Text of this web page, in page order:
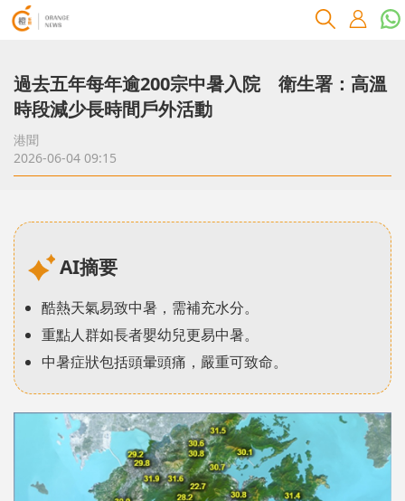
過去五年每年逾200宗中暑入院 衛生署：高溫
時段減少長時間戶外活動
港聞
2026-06-04 09:15
AI摘要
酷熱天氣易致中暑，需補充水分。
重點人群如長者嬰幼兒更易中暑。
中暑症狀包括頭暈頭痛，嚴重可致命。